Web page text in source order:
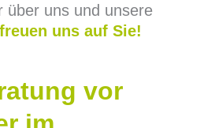
über uns und unsere
uns auf Sie!
vor